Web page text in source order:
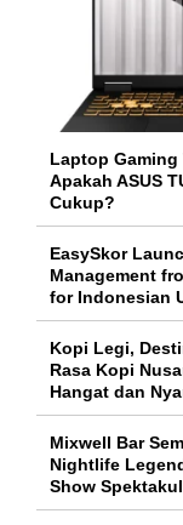
Laptop Gaming
Apakah ASUS
Cukup?
EasySkor
Management
for Indonesian
Kopi Legi,
Rasa Kopi
Hangat dan
Mixwell Bar
Nightlife
Show